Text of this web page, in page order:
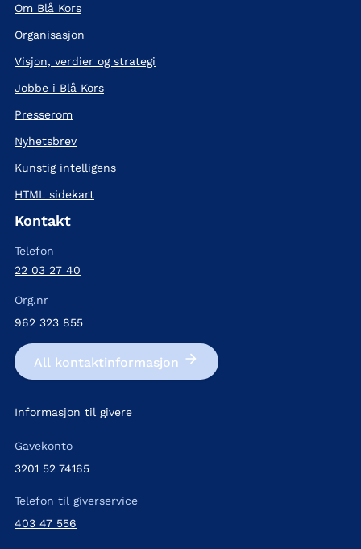
Om Blå Kors
Organisasjon
Visjon, verdier og strategi
Jobbe i Blå Kors
Presserom
Nyhetsbrev
Kunstig intelligens
HTML sidekart
Kontakt
Telefon
22 03 27 40
Org.nr
962 323 855
All kontakt­informasjon
Informasjon til givere
Gavekonto
3201 52 74165
Telefon til giverservice
403 47 556